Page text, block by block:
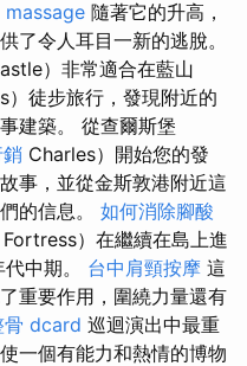
massage 隨著它的升高，
了令人耳目一新的逃脫。
）非常適合在藍山
）徒步旅行，發現附近的
建築。 從查爾斯堡
Charles）開始您的發
事，並從金斯敦港附近這
的信息。 如何消除腳酸
Fortress）在繼續在島上進
中期。 台中肩頸按摩 這
重要作用，圍繞力量還有
骨 dcard 巡迴演出中最重
一個有能力和熱情的博物